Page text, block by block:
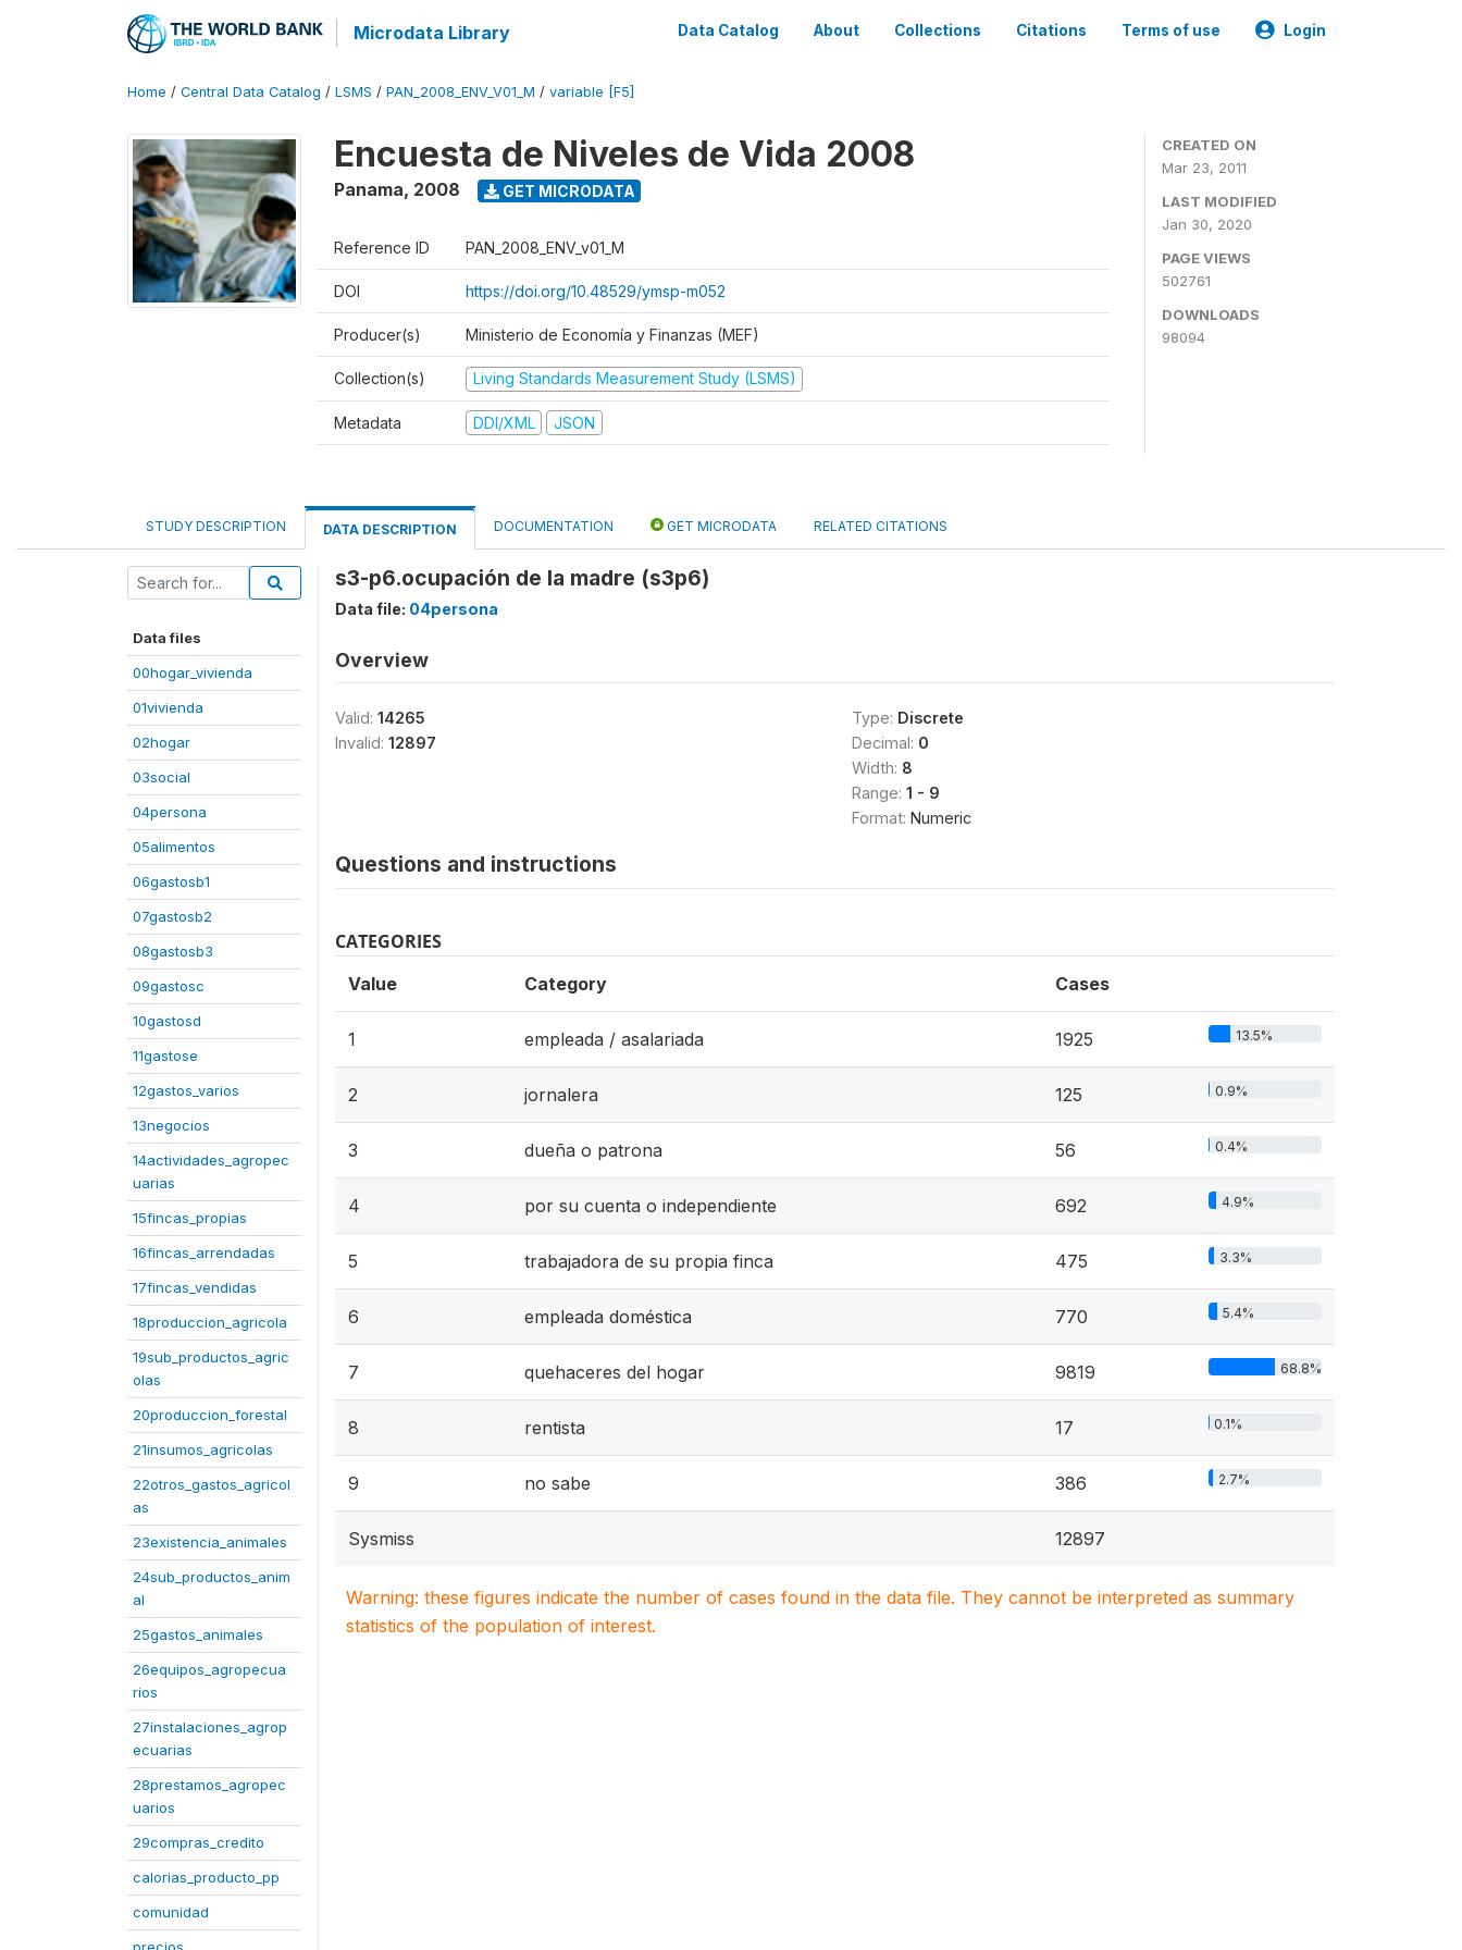
Microdata Library Data Catalog About Collections Citations Terms of use Login
Home / Central Data Catalog / LSMS / PAN_2008_ENV_V01_M / variable [F5]
Encuesta de Niveles de Vida 2008
Panama, 2008 GET MICRODATA
Reference ID PAN_2008_ENV_v01_M
DOI https://doi.org/10.48529/ymsp-m052
Producer(s) Ministerio de Economía y Finanzas (MEF)
Collection(s) Living Standards Measurement Study (LSMS)
Metadata DDI/XML JSON
CREATED ON
Mar 23, 2011
LAST MODIFIED
Jan 30, 2020
PAGE VIEWS
502761
DOWNLOADS
98094
STUDY DESCRIPTION DATA DESCRIPTION DOCUMENTATION GET MICRODATA RELATED CITATIONS
Data files
00hogar_vivienda
01vivienda
02hogar
03social
04persona
05alimentos
06gastosb1
07gastosb2
08gastosb3
09gastosc
10gastosd
11gastose
12gastos_varios
13negocios
14actividades_agropec
uarias
15fincas_propias
16fincas_arrendadas
17fincas_vendidas
18produccion_agricola
19sub_productos_agric
olas
20produccion_forestal
21insumos_agricolas
22otros_gastos_agricol
as
23existencia_animales
24sub_productos_anim
al
25gastos_animales
26equipos_agropecua
rios
27instalaciones_agrop
ecuarias
28prestamos_agropec
uarios
29compras_credito
calorias_producto_pp
comunidad
s3-p6.ocupación de la madre (s3p6)
Data file: 04persona
Overview
Valid: 14265
Invalid: 12897
Type: Discrete
Decimal: 0
Width: 8
Range: 1 - 9
Format: Numeric
Questions and instructions
CATEGORIES
Value Category Cases
1 empleada / asalariada 1925 13.5%
2 jornalera 125 0.9%
3 dueña o patrona 56 0.4%
4 por su cuenta o independiente 692 4.9%
5 trabajadora de su propia finca 475 3.3%
6 empleada doméstica 770 5.4%
7 quehaceres del hogar 9819 68.8%
8 rentista 17 0.1%
9 no sabe 386 2.7%
Sysmiss 12897
Warning: these figures indicate the number of cases found in the data file. They cannot be interpreted as summary
statistics of the population of interest.